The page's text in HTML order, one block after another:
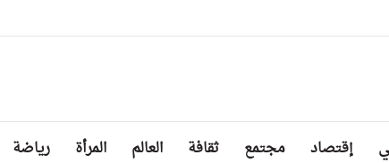
مالي: لا توجد أزمة مع الجزائر وهناك تقارب تام في وجهات النظر مع الرئيس
إقتصاد مجتمع ثقافة العالم المرأة رياضة